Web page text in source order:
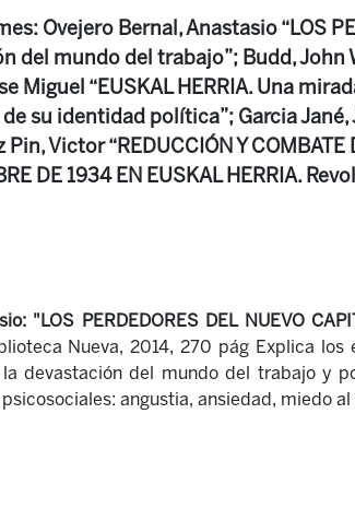
Ovejero Bernal, Anastasio “LOS
del mundo del trabajo”; Budd, John
Miguel “EUSKAL HERRIA. Una
su identidad política”; Garcia Jané,
Victor “REDUCCIÓN Y COMBATE
DE 1934 EN EUSKAL HERRIA.
"LOS PERDEDORES DEL NUEVO
Nueva, 2014, 270 pág Explica los
devastación del mundo del trabajo y
angustia, ansiedad, miedo